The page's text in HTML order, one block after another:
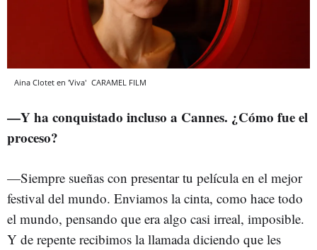
Aina Clotet en 'Viva' CARAMEL FILM
—Y ha conquistado incluso a Cannes. ¿Cómo fue el
proceso?
—Siempre sueñas con presentar tu película en el mejor
festival del mundo. Enviamos la cinta, como hace todo
el mundo, pensando que era algo casi irreal, imposible.
Y de repente recibimos la llamada diciendo que les